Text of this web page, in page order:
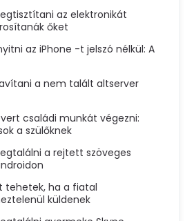
az elektronikát
őket
az iPhone -t jelszó nélkül: A
a nem talált altserver
családi munkát végezni:
a szülőknek
a rejtett szöveges
tehetek, ha a fiatal
küldenek